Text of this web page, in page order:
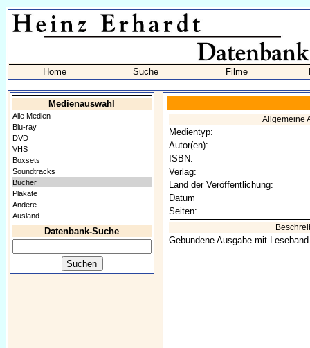
Home Suche Filme
Medienauswahl
Alle Medien
Blu-ray
DVD
VHS
Boxsets
Soundtracks
Bücher
Plakate
Andere
Ausland
Datenbank-Suche
Allgemeine
Medientyp:
Autor(en):
ISBN:
Verlag:
Land der Veröffentlichung:
Datum
Seiten:
Gebundene Ausgabe mit